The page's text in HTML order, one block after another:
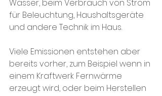
Wasser, beim Verbrauch von Strom
für Beleuchtung, Haushaltsgeräte
und andere Technik im Haus.
Viele Emissionen entstehen aber
bereits vorher, zum Beispiel wenn in
einem Kraftwerk Fernwärme
erzeugt wird, oder beim Herstellen